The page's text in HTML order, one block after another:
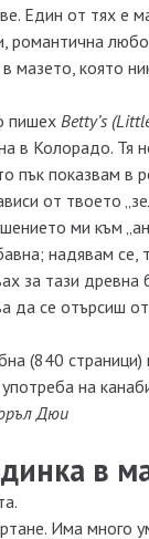
Един от тях е
романтична
мазето, която
пишехBetty’s
в Колорадо. Тя
пък показвам в
от твоето
ми към
надявам
за тази
се отърсиш от
(840 страници)
на
Дюи
в
Има много